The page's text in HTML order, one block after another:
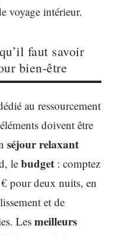
voyage intérieur.
faut savoir
bien-être
au ressourcement
doivent être
séjour relaxant
le budget : comptez
pour deux nuits, en
et de
Les meilleurs